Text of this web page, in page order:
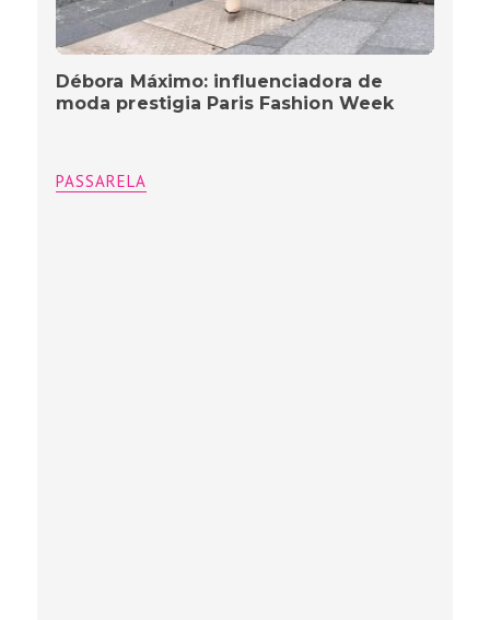
Débora Máximo: influenciadora de
moda prestigia Paris Fashion Week
PASSARELA